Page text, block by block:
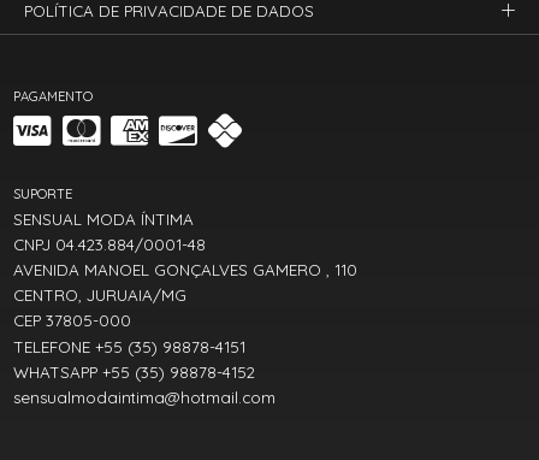
PAGAMENTO
SUPORTE
SENSUAL MODA ÍNTIMA
CNPJ 04.423.884/0001-48
AVENIDA MANOEL GONÇALVES GAMERO , 110
CENTRO, JURUAIA/MG
CEP 37805-000
TELEFONE +55 (35) 98878-4151
WHATSAPP +55 (35) 98878-4152
sensualmodaintima@hotmail.com
POLÍTICA DE PRIVACIDADE DE DADOS